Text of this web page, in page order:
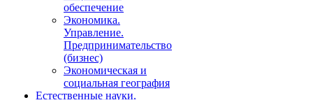
обеспечение
Экономика.
Управление.
Предпринимательство
(бизнес)
Экономическая и
социальная география
Естественные науки.